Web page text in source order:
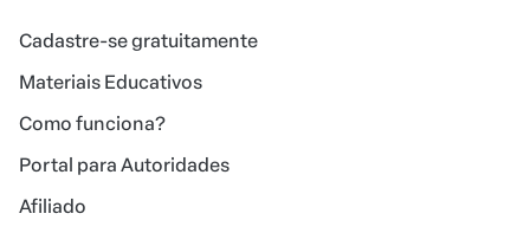
Cadastre-se gratuitamente
Materiais Educativos
Como funciona?
Portal para Autoridades
Afiliado